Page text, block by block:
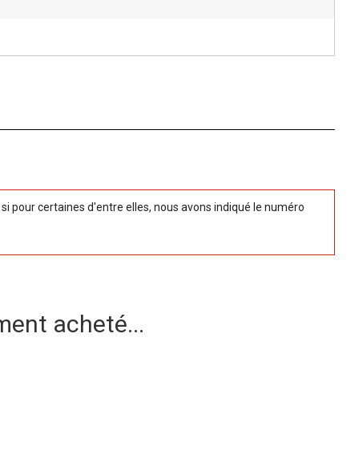
pour certaines d'entre elles, nous avons indiqué le numéro
acheté...